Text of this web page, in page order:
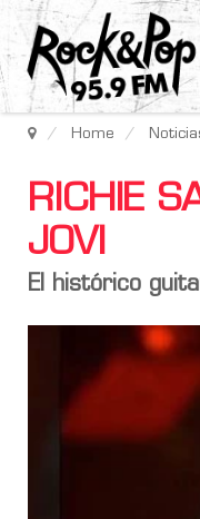
Home
RICHIE
JOVI
El histórico